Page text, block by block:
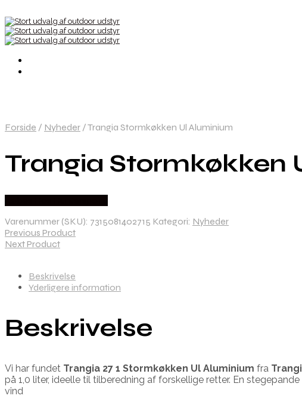
Forside / Nyheder /Trangia Stormkøkken Ul Aluminium
Trangia Stormkøkken
Varenummer (SKU): 7315081402715 Kategori: Nyheder
Previous Product
Next Product
Beskrivelse
Yderligere information
Beskrivelse
Vi har fundet Trangia 27 1 Stormkøkken Ul Aluminium fra
på 1,0 liter, ideelle til tilberedning af forskellige retter. En
vind